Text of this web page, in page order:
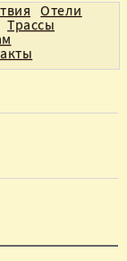
Отели
Трассы